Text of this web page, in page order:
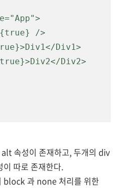
속성이 존재하고, 두개의 div
따로 존재한다.
block 과 none 처리를 위한